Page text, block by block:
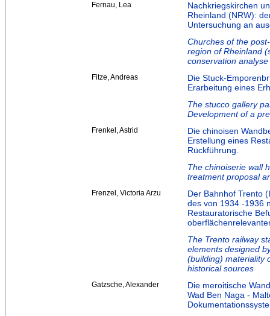
Fernau, Lea
Nachkriegskirchen
Rheinland (NRW):
Untersuchung an
Churches of the
region of Rheinland
conservation
Fitze, Andreas
Die Stuck-
Erarbeitung eines
The stucco gallery
Development of a
Frenkel, Astrid
Die chinoisen
Erstellung eines
Rückführung.
The chinoiserie wall
treatment proposal
Frenzel, Victoria Arzu
Der Bahnhof Trento
des von 1934 -1936
Restauratorische
The Trento railway
elements designed
(building) materiality
historical sources
Gatzsche, Alexander
Die meroitische
Wad Ben Naga -